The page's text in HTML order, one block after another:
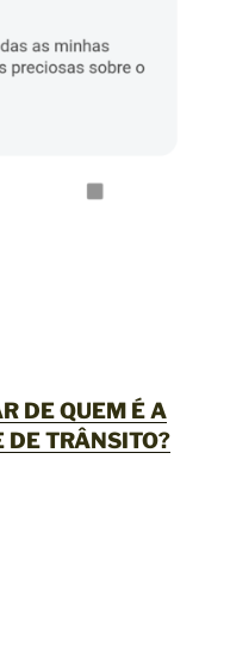
DE QUEM É A
DE TRÂNSITO?